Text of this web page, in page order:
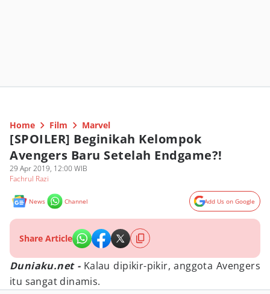
Home Film Marvel
[SPOILER] Beginikah Kelompok
Avengers Baru Setelah Endgame?!
29 Apr 2019, 12:00 WIB
Fachrul Razi
News Channel Add Us on Google
Share Article
Duniaku.net - Kalau dipikir-pikir, anggota Avengers
itu sangat dinamis.